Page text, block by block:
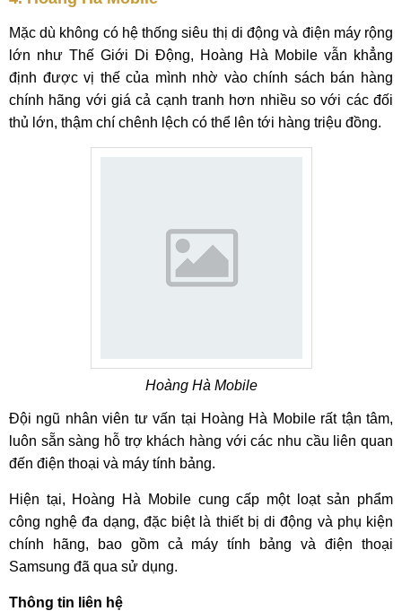
Mặc dù không có hệ thống siêu thị di động và điện máy rộng
lớn như Thế Giới Di Động, Hoàng Hà Mobile vẫn khẳng
định được vị thế của mình nhờ vào chính sách bán hàng
chính hãng với giá cả cạnh tranh hơn nhiều so với các đối
thủ lớn, thậm chí chênh lệch có thể lên tới hàng triệu đồng.
Hoàng Hà Mobile
Đội ngũ nhân viên tư vấn tại Hoàng Hà Mobile rất tận tâm,
luôn sẵn sàng hỗ trợ khách hàng với các nhu cầu liên quan
đến điện thoại và máy tính bảng.
Hiện tại, Hoàng Hà Mobile cung cấp một loạt sản phẩm
công nghệ đa dạng, đặc biệt là thiết bị di động và phụ kiện
chính hãng, bao gồm cả máy tính bảng và điện thoại
Samsung đã qua sử dụng.
Thông tin liên hệ